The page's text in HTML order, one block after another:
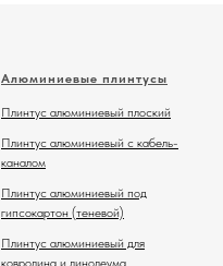
Алюминиевые плинтусы
Плинтус алюминиевый плоский
Плинтус алюминиевый с кабель-
каналом
Плинтус алюминиевый под
гипсокартон (теневой)
Плинтус алюминиевый для
ковролина и линолеума